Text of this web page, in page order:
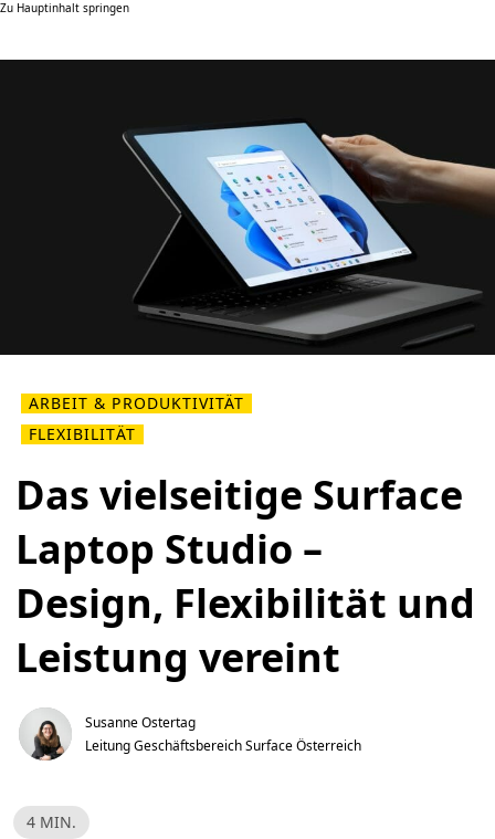
Zu Hauptinhalt springen
ARBEIT & PRODUKTIVITÄT
FLEXIBILITÄT
Das vielseitige Surface
Laptop Studio –
Design, Flexibilität und
Leistung vereint
Susanne Ostertag
Leitung Geschäftsbereich Surface Österreich
L
e
4 MIN.